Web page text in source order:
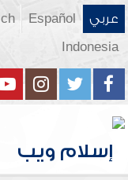
عربي Español
Indonesia